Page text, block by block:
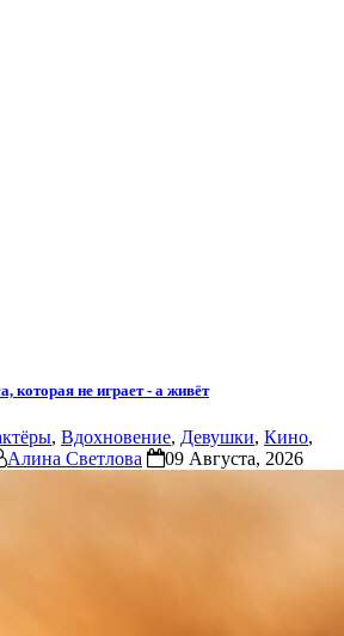
которая не играет - а живёт
, Вдохновение, Девушки, Кино,
Алина Светлова 09 Августа, 2026